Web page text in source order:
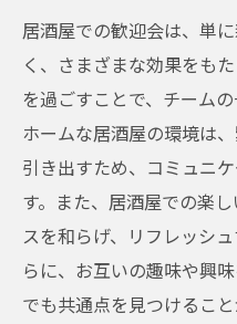
居酒屋での歓迎会は、単
く、さまざまな効果をも
を過ごすことで、チーム
ホームな居酒屋の環境は
引き出すため、コミュニ
す。また、居酒屋での楽
スを和らげ、リフレッシ
らに、お互いの趣味や興
でも共通点を見つけるこ